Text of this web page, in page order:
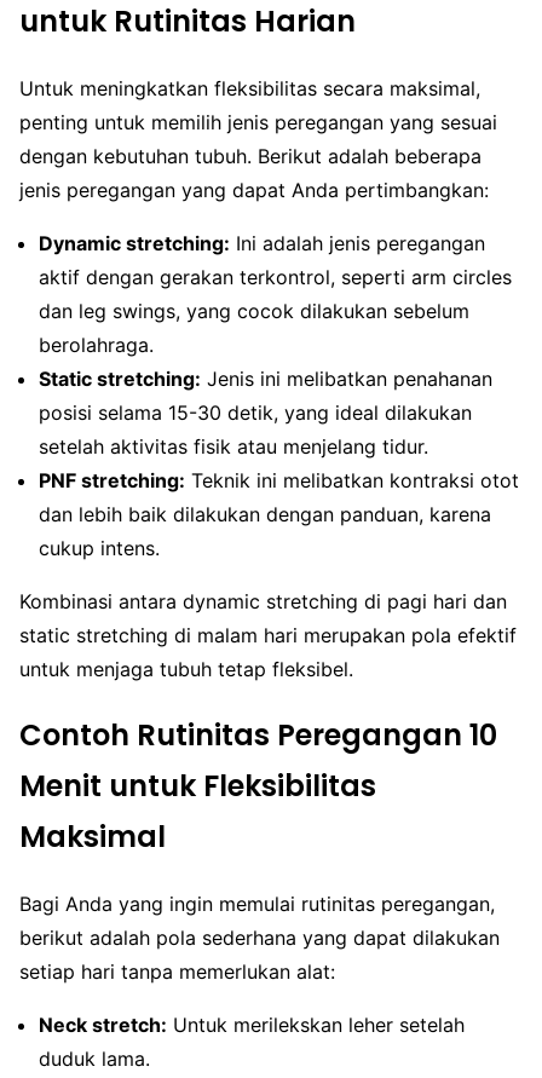
untuk Rutinitas Harian
Untuk meningkatkan fleksibilitas secara maksimal,
penting untuk memilih jenis peregangan yang sesuai
dengan kebutuhan tubuh. Berikut adalah beberapa
jenis peregangan yang dapat Anda pertimbangkan:
Dynamic stretching: Ini adalah jenis peregangan
aktif dengan gerakan terkontrol, seperti arm circles
dan leg swings, yang cocok dilakukan sebelum
berolahraga.
Static stretching: Jenis ini melibatkan penahanan
posisi selama 15-30 detik, yang ideal dilakukan
setelah aktivitas fisik atau menjelang tidur.
PNF stretching: Teknik ini melibatkan kontraksi otot
dan lebih baik dilakukan dengan panduan, karena
cukup intens.
Kombinasi antara dynamic stretching di pagi hari dan
static stretching di malam hari merupakan pola efektif
untuk menjaga tubuh tetap fleksibel.
Contoh Rutinitas Peregangan 10
Menit untuk Fleksibilitas
Maksimal
Bagi Anda yang ingin memulai rutinitas peregangan,
berikut adalah pola sederhana yang dapat dilakukan
setiap hari tanpa memerlukan alat:
Neck stretch: Untuk merilekskan leher setelah
duduk lama.